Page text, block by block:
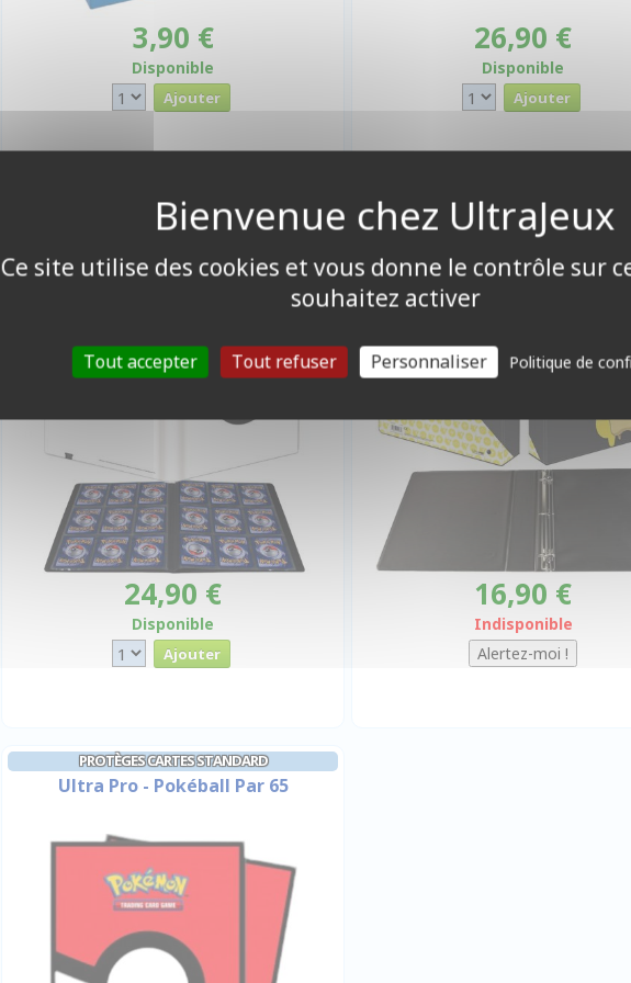
3,90 €
Disponible
26,90 €
Disponible
PORTFOLIO PROBINDER A4 - 9 CASES
PRO-BINDER Pokéball - A4 - 20 pages
de 9 cases (180 cartes recto-verso)
24,90 €
Disponible
CLASSEURS ET/OU FEUILLES
Grand Classeur À Anneaux -
16,90 €
Indisponible
PROTÈGES CARTES STANDARD
Ultra Pro - Pokéball Par 65
Ce site utilise des cookies et vous donne le contrôle sur
souhaitez activer
Tout accepter Tout refuser Personnaliser Politique de